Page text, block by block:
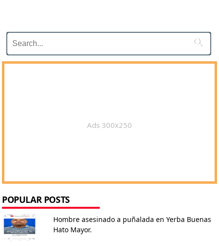

Ads 300x250
POPULAR POSTS
Hombre asesinado a puñalada en Yerba Buenas
Hato Mayor.